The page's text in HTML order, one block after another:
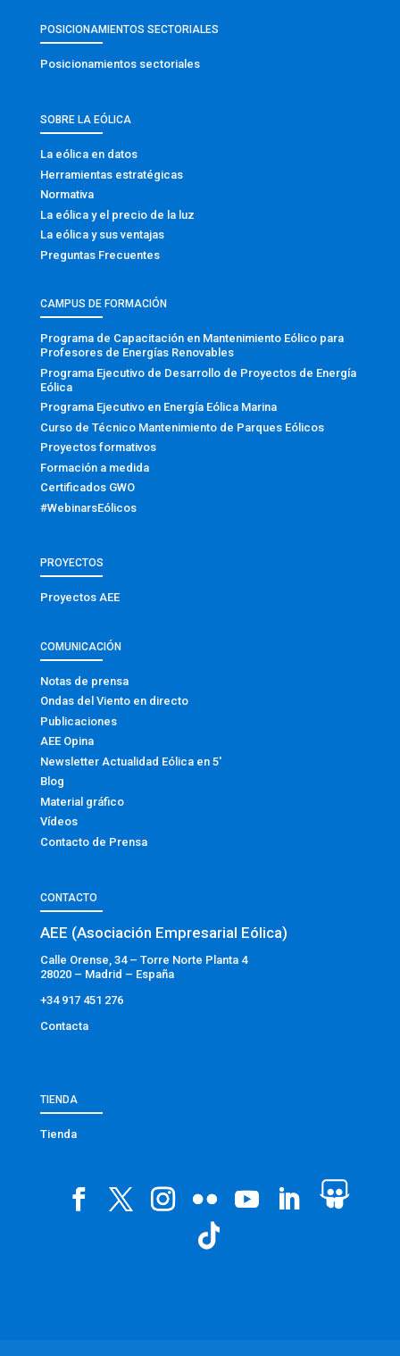
POSICIONAMIENTOS SECTORIALES
Posicionamientos sectoriales
SOBRE LA EÓLICA
La eólica en datos
Herramientas estratégicas
Normativa
La eólica y el precio de la luz
La eólica y sus ventajas
Preguntas Frecuentes
CAMPUS DE FORMACIÓN
Programa de Capacitación en Mantenimiento Eólico para
Profesores de Energías Renovables
Programa Ejecutivo de Desarrollo de Proyectos de Energía
Eólica
Programa Ejecutivo en Energía Eólica Marina
Curso de Técnico Mantenimiento de Parques Eólicos
Proyectos formativos
Formación a medida
Certificados GWO
#WebinarsEólicos
PROYECTOS
Proyectos AEE
COMUNICACIÓN
Notas de prensa
Ondas del Viento en directo
Publicaciones
AEE Opina
Newsletter Actualidad Eólica en 5′
Blog
Material gráfico
Vídeos
Contacto de Prensa
CONTACTO
AEE (Asociación Empresarial Eólica)
Calle Orense, 34 – Torre Norte Planta 4
28020 – Madrid – España
+34 917 451 276
Contacta
TIENDA
Tienda